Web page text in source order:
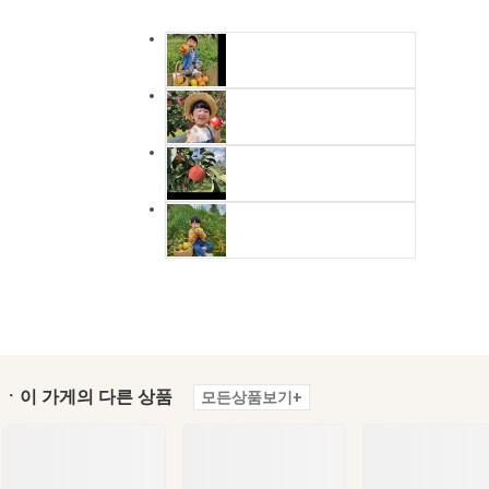
ㆍ이 가게의 다른 상품 모든상품보기+